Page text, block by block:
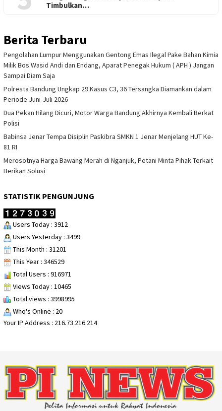
Timbulkan…
Berita Terbaru
Pengolahan Lumpur Menggunakan Gentong Emas Ilegal Pake Bahan Kimia
Milik Bos Wasid Andi dan Endang, Aparat Penegak Hukum ( APH ) Jangan
Sampai Diam Saja
Polresta Bandung Ungkap 29 Kasus C3, 36 Tersangka Diamankan dalam
Periode Juni-Juli 2026
Dua Pekan Hilang Dicuri, Motor Warga Bandung Akhirnya Kembali Berkat
Polisi
Babinsa Jenar Tempa Disiplin Paskibra SMKN 1 Jenar Menjelang HUT Ke-
81 RI
Merosotnya Harga Bawang Merah di Nganjuk, Petani Minta Pihak Terkait
Berikan Solusi
STATISTIK PENGUNJUNG
Users Today : 3912
Users Yesterday : 3499
This Month : 31201
This Year : 346529
Total Users : 916971
Views Today : 10465
Total views : 3998995
Who's Online : 20
Your IP Address : 216.73.216.214